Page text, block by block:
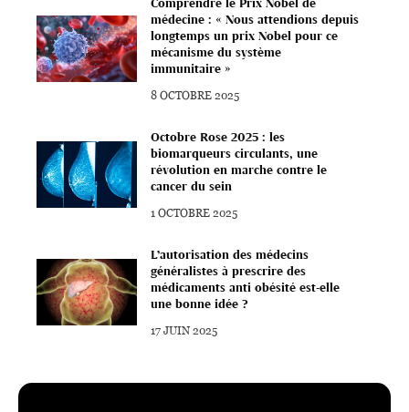
Comprendre le Prix Nobel de
médecine : « Nous attendions depuis
longtemps un prix Nobel pour ce
mécanisme du système
immunitaire »
8 OCTOBRE 2025
Octobre Rose 2025 : les
biomarqueurs circulants, une
révolution en marche contre le
cancer du sein
1 OCTOBRE 2025
L’autorisation des médecins
généralistes à prescrire des
médicaments anti obésité est-elle
une bonne idée ?
17 JUIN 2025